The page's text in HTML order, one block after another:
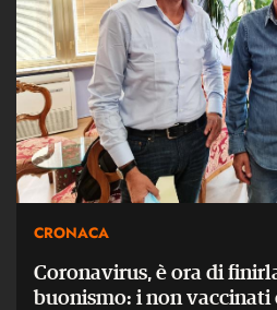
CRONACA
Coronavirus, è ora di
buonismo: i non vaccinati